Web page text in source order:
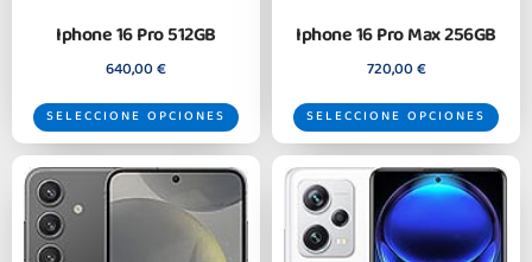
Iphone 16 Pro 512GB
640,00€
SELECCIONE OPCIONES
Iphone 16 Pro Max 256GB
720,00€
SELECCIONE OPCIONES